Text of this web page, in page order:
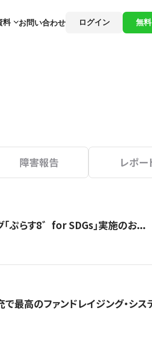
料 お問い合わせ ログイン 無
障害報告 レポー
ぷらす8゛for SDGs」実施のお...
最高のファンドレイジング・シス